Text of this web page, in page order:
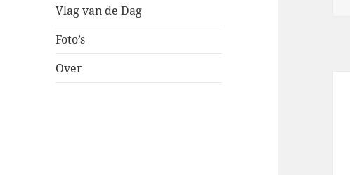
Vlag van de Dag
Foto’s
Over